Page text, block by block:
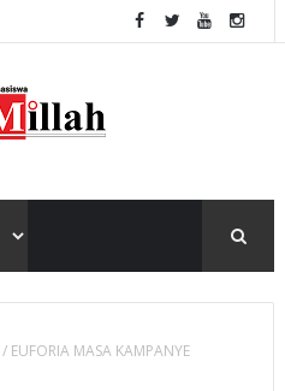
/ EUFORIA MASA KAMPANYE